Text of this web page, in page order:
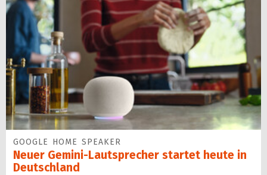
GOOGLE HOME SPEAKER
Neuer Gemini-Laut­spre­cher startet heu­te in
Deutschland